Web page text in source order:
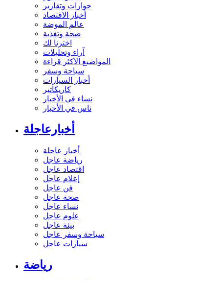
حوارات وتقارير
أخبار الاقتصاد
عالم الموضة
صحة وتغذية
اخترنا لك
آراء وتحليلات
المواضيع الأكثر قراءة
سياحة وسفر
أخبار السيارات
كاريكاتير
نساء في الأخبار
ناس في الأخبار
أخبارعاجلة
أخبار عاجلة
رياضة عاجل
اقتصاد عاجل
إعلام عاجل
فن عاجل
صحة عاجل
نساء عاجل
علوم عاجل
بيئة عاجل
سياحة وسفر عاجل
سيارات عاجل
رياضة